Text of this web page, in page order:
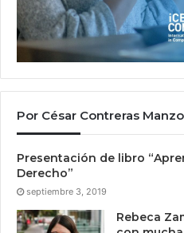
Por César Contreras
Presentación de libro
Derecho”
septiembre 3, 2019
Rebeca